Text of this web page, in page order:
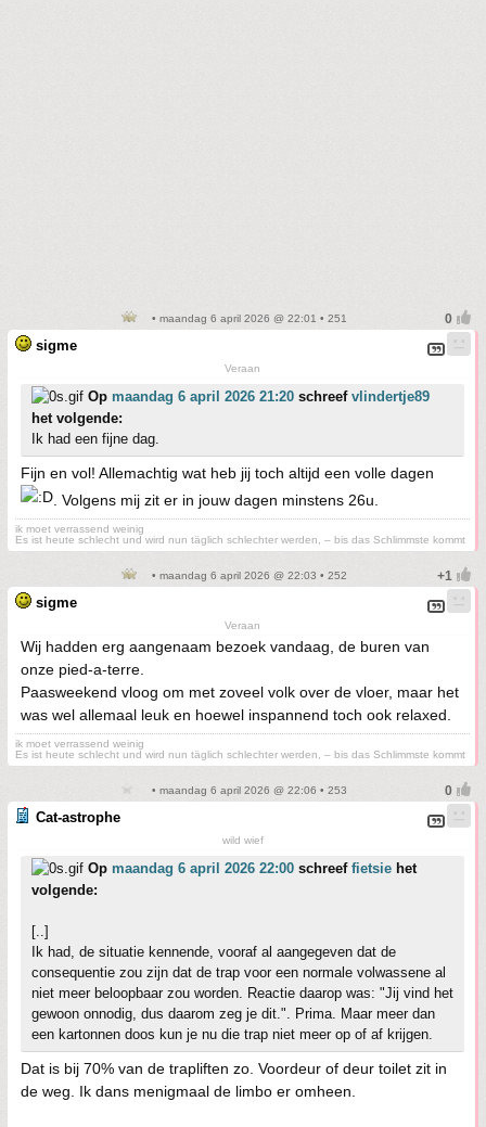
• maandag 6 april 2026 @ 22:01 • 251
sigme
Veraan
Op maandag 6 april 2026 21:20 schreef vlindertje89
het volgende:
Ik had een fijne dag.
Fijn en vol! Allemachtig wat heb jij toch altijd een volle dagen
. Volgens mij zit er in jouw dagen minstens 26u.
ik moet verrassend weinig
Es ist heute schlecht und wird nun täglich schlechter werden, – bis das Schlimmste kommt
• maandag 6 april 2026 @ 22:03 • 252
sigme
Veraan
Wij hadden erg aangenaam bezoek vandaag, de buren van
onze pied-a-terre.
Paasweekend vloog om met zoveel volk over de vloer, maar het
was wel allemaal leuk en hoewel inspannend toch ook relaxed.
ik moet verrassend weinig
Es ist heute schlecht und wird nun täglich schlechter werden, – bis das Schlimmste kommt
• maandag 6 april 2026 @ 22:06 • 253
Cat-astrophe
wild wief
Op maandag 6 april 2026 22:00 schreef fietsie het
volgende:
[..]
Ik had, de situatie kennende, vooraf al aangegeven dat de
consequentie zou zijn dat de trap voor een normale volwassene al
niet meer beloopbaar zou worden. Reactie daarop was: "Jij vind het
gewoon onnodig, dus daarom zeg je dit.". Prima. Maar meer dan
een kartonnen doos kun je nu die trap niet meer op of af krijgen.
Dat is bij 70% van de trapliften zo. Voordeur of deur toilet zit in
de weg. Ik dans menigmaal de limbo er omheen.